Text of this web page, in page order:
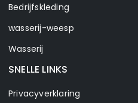
Bedrijfskleding
wasserij-weesp
Wasserij
SNELLE LINKS
Privacyverklaring